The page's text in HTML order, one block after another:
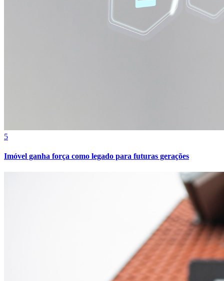
5
Imóvel ganha força como legado para futuras gerações